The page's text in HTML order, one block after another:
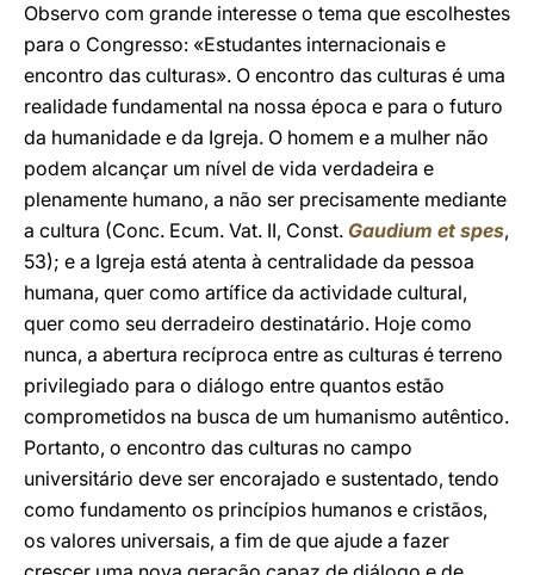
Observo com grande interesse o tema que escolhestes
para o Congresso: «Estudantes internacionais e
encontro das culturas». O encontro das culturas é uma
realidade fundamental na nossa época e para o futuro
da humanidade e da Igreja. O homem e a mulher não
podem alcançar um nível de vida verdadeira e
plenamente humano, a não ser precisamente mediante
a cultura (Conc. Ecum. Vat. II, Const. Gaudium et spes,
53); e a Igreja está atenta à centralidade da pessoa
humana, quer como artífice da actividade cultural,
quer como seu derradeiro destinatário. Hoje como
nunca, a abertura recíproca entre as culturas é terreno
privilegiado para o diálogo entre quantos estão
comprometidos na busca de um humanismo autêntico.
Portanto, o encontro das culturas no campo
universitário deve ser encorajado e sustentado, tendo
como fundamento os princípios humanos e cristãos,
os valores universais, a fim de que ajude a fazer